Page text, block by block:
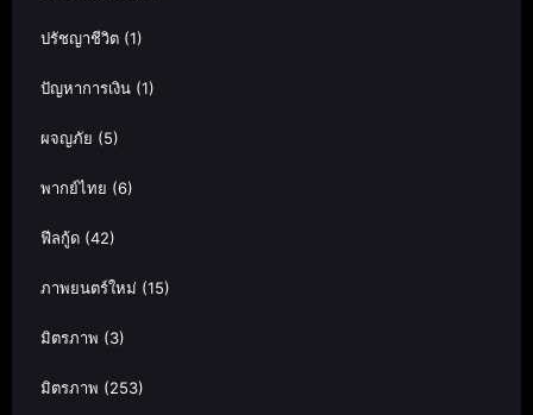
ปรัชญาชีวิต (1)
ปัญหาการเงิน (1)
ผจญภัย (5)
พากย์ไทย (6)
ฟีลกู้ด (42)
ภาพยนตร์ใหม่ (15)
มิตรภาพ (3)
มิตรภาพ (253)